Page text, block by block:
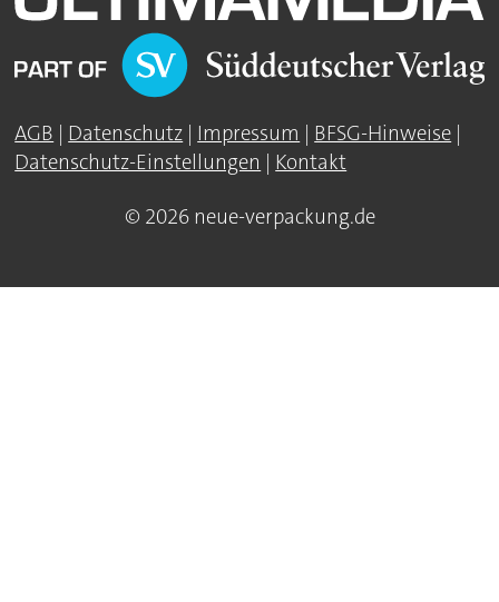
AGB | Datenschutz | Impressum | BFSG-Hinweise |
Datenschutz-Einstellungen | Kontakt
© 2026 neue-verpackung.de